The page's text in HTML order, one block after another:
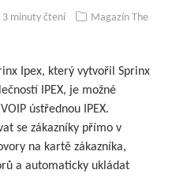
3 minuty čtení
Magazín The
Ipex, který vytvořil Sprinx
IPEX, je možné
ústřednou IPEX.
se zákazníky přímo v
na kartě zákazníka,
a automaticky ukládat